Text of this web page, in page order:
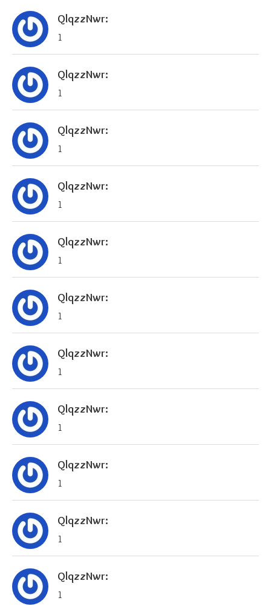
QlqzzNwr:
1
QlqzzNwr:
1
QlqzzNwr:
1
QlqzzNwr:
1
QlqzzNwr:
1
QlqzzNwr:
1
QlqzzNwr:
1
QlqzzNwr:
1
QlqzzNwr:
1
QlqzzNwr:
1
QlqzzNwr:
1